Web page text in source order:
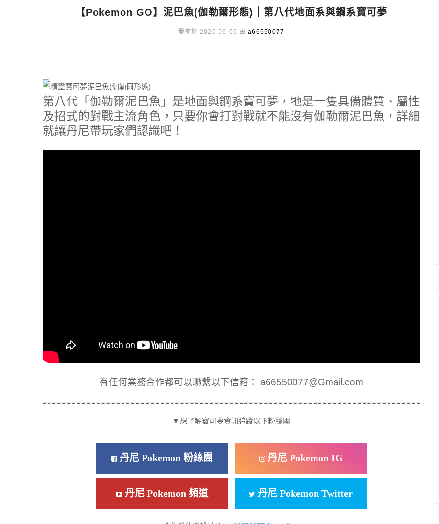
【Pokemon GO】泥巴魚(伽勒爾形態)｜第八代地面系與鋼系寶可夢
發佈於 2020-06-05 由 a66550077
第八代「伽勒爾泥巴魚」是地面與鋼系寶可夢，牠是一隻具備體質、屬性
及招式的對戰主流角色，只要你會打對戰就不能沒有伽勒爾泥巴魚，詳細
就讓丹尼帶玩家們認識吧！
有任何業務合作都可以聯繫以下信箱： a66550077@Gmail.com
▼想了解寶可夢資訊追蹤以下粉絲團
丹尼 Pokemon 粉絲團 丹尼 Pokemon IG
丹尼 Pokemon 頻道 丹尼 Pokemon Twitter